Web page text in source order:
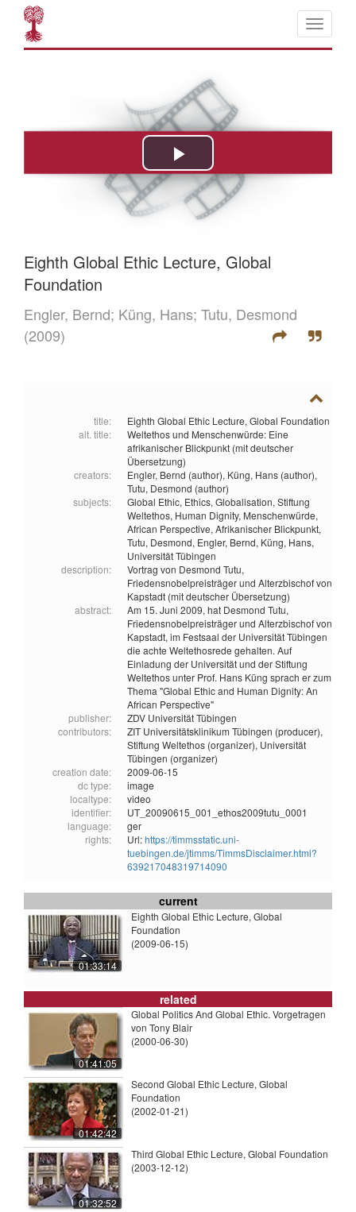
Eighth Global Ethic Lecture, Global
Foundation
Engler, Bernd; Küng, Hans; Tutu, Desmond
(2009)
title:
Eighth Global Ethic Lecture, Global Foundation
alt. title:
Weltethos und Menschenwürde: Eine
afrikanischer Blickpunkt (mit deutscher
Übersetzung)
creators:
Engler, Bernd (author), Küng, Hans (author),
Tutu, Desmond (author)
subjects:
Global Ethic, Ethics, Globalisation, Stiftung
Weltethos, Human Dignity, Menschenwürde,
African Perspective, Afrikanischer Blickpunkt,
Tutu, Desmond, Engler, Bernd, Küng, Hans,
Universität Tübingen
description:
Vortrag von Desmond Tutu,
Friedensnobelpreisträger und Alterzbischof von
Kapstadt (mit deutscher Übersetzung)
abstract:
Am 15. Juni 2009, hat Desmond Tutu,
Friedensnobelpreisträger und Alterzbischof von
Kapstadt, im Festsaal der Universität Tübingen
die achte Weltethosrede gehalten. Auf
Einladung der Universität und der Stiftung
Weltethos unter Prof. Hans Küng sprach er zum
Thema "Global Ethic and Human Dignity: An
African Perspective"
publisher:
ZDV Universität Tübingen
contributors:
ZIT Universitätsklinikum Tübingen (producer),
Stiftung Weltethos (organizer), Universität
Tübingen (organizer)
creation date:
2009-06-15
dc type:
image
localtype:
video
identifier:
UT_20090615_001_ethos2009tutu_0001
language:
ger
rights:
Url:https://timmsstatic.uni-
tuebingen.de/jtimms/TimmsDisclaimer.html?
639217048319714090
current
01:33:14
Eighth Global Ethic Lecture, Global
Foundation
(2009-06-15)
related
01:41:05
Global Politics And Global Ethic. Vorgetragen
von Tony Blair
(2000-06-30)
01:42:42
Second Global Ethic Lecture, Global
Foundation
(2002-01-21)
01:32:52
Third Global Ethic Lecture, Global Foundation
(2003-12-12)